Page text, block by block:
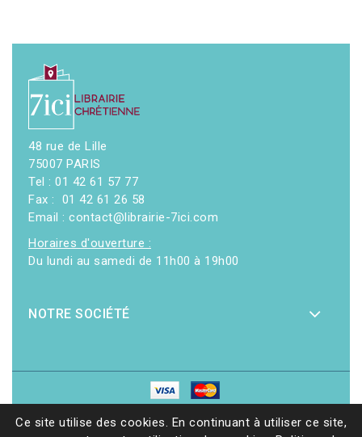
48 rue de Lille
75007 PARIS
Tel : 01 42 61 57 77
Fax : 01 42 61 26 58
Email : contact@librairie-7ici.com
Horaires d'ouverture :
Du lundi au samedi de 11h00 à 19h00
NOTRE SOCIÉTÉ
Ce site utilise des cookies. En continuant à utiliser ce site,
© 2026 - Librairie 7ici| Site web réalisé par Ethicweb